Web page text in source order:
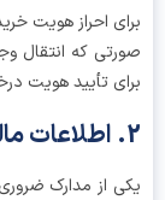
احراز هویت خریدار
که انتقال وجه به
تأیید هویت
از مدارک ضروری،